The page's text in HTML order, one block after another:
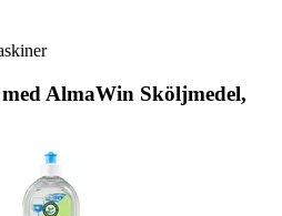
AlmaWin Sköljmedel,